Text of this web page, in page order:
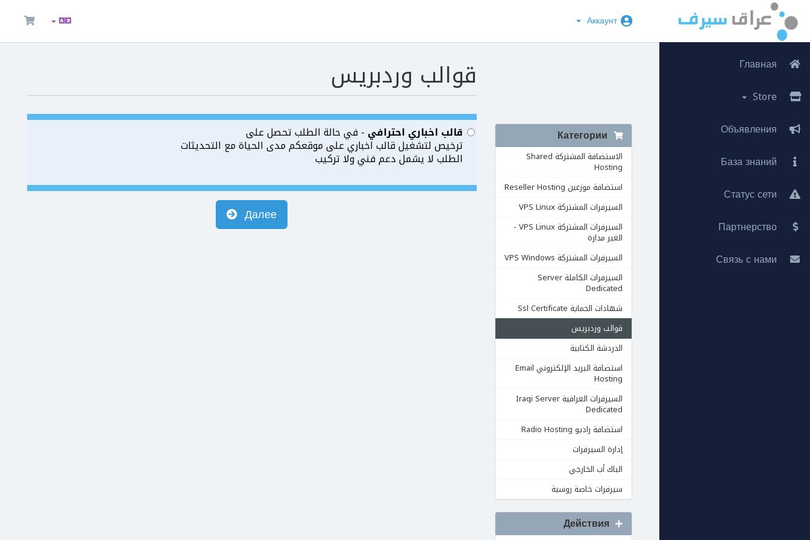
Аккаунт
قوالب وردبريس
الاستضافة المشتركة Shared
Hosting
استضافة موزعين Reseller Hosting
السيرفرات المشتركة VPS Linux
السيرفرات المشتركة VPS Linux -
الغير مدارة
السيرفرات المشتركة VPS Windows
السيرفرات الكاملة Server
Dedicated
شهادات الحماية Ssl Certificate
قوالب وردبريس
الدردشة الكتابية
استضافة البريد الإلكتروني Email
Hosting
السيرفرات العراقية Iraqi Server
Dedicated
استضافة راديو Radio Hosting
إدارة السيرفرات
الباك أب الخارجي
سيرفرات خاصة روسية
قالب اخباري احترافي - في حالة الطلب تحصل على
ترخيص لتشغيل قالب اخباري على موقعكم مدى الحياة مع التحديثات
الطلب لا يشمل دعم فني ولا تركيب
Далее